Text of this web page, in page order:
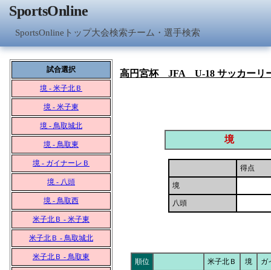
SportsOnline
SportsOnlineトップ大会検索チーム・選手検索
試合選択
境 - 米子北Ｂ
境 - 米子東
境 - 鳥取城北
境 - 鳥取東
境 - ガイナーレＢ
境 - 八頭
境 - 鳥取西
米子北Ｂ - 米子東
米子北Ｂ - 鳥取城北
米子北Ｂ - 鳥取東
高円宮杯 JFA U-18 サッカーリ
境
得点
境
八頭
順位 米子北Ｂ 境 ガ